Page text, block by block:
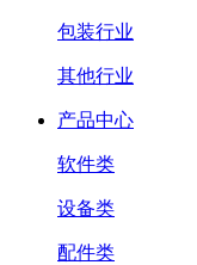
包装行业
其他行业
产品中心
软件类
设备类
配件类